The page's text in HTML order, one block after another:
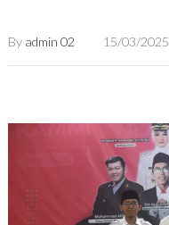
By admin 02 15/03/2025